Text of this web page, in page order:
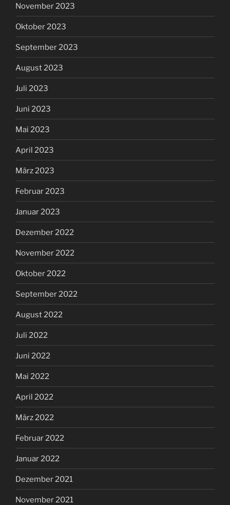
November 2023
Oktober 2023
September 2023
August 2023
Juli 2023
Juni 2023
Mai 2023
April 2023
März 2023
Februar 2023
Januar 2023
Dezember 2022
November 2022
Oktober 2022
September 2022
August 2022
Juli 2022
Juni 2022
Mai 2022
April 2022
März 2022
Februar 2022
Januar 2022
Dezember 2021
November 2021